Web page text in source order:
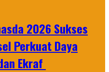
2026 Sukses
Perkuat Daya
Ekraf